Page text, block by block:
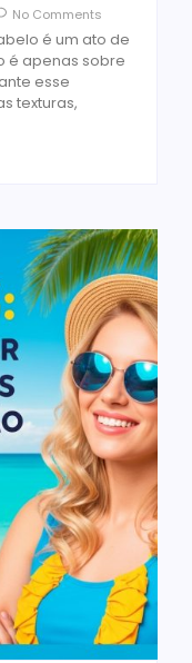
No Comments
é um ato de
é apenas sobre
esse
texturas,